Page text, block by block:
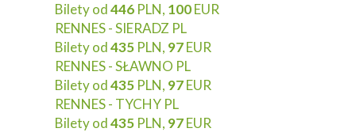
Bilety od446 PLN, 100EUR
RENNES - SIERADZ PL
Bilety od435 PLN, 97EUR
RENNES - SŁAWNO PL
Bilety od435 PLN, 97EUR
RENNES - TYCHY PL
Bilety od435 PLN, 97EUR